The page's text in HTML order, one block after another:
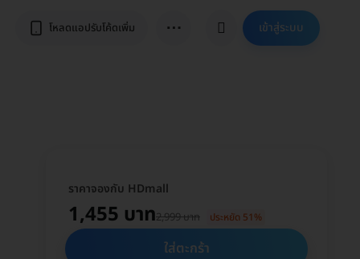
โหลดแอปรับโค้ดเพิ่ม ⋯ เข้าสู่ระบบ
ราคาจองกับ HDmall
1,455 บาท2,999 บาท ประหยัด 51%
ใส่ตะกร้า